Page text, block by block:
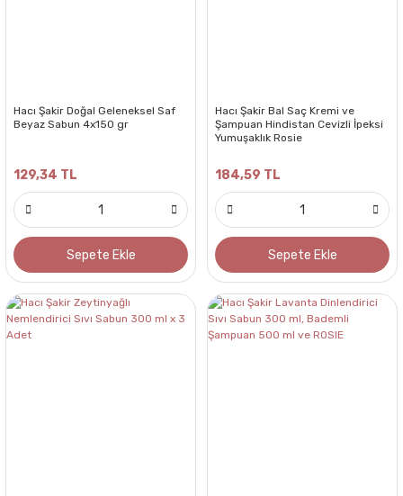
Hacı Şakir Doğal Geleneksel Saf
Beyaz Sabun 4x150 gr
129,34 TL
Sepete Ekle
Hacı Şakir Bal Saç Kremi ve
Şampuan Hindistan Cevizli İpeksi
Yumuşaklık Rosie
184,59 TL
Sepete Ekle